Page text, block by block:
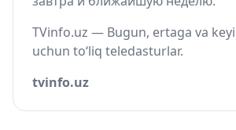
TVinfo.uz — Bugun, ertaga va
uchun to‘liq teledasturlar.
tvinfo.uz